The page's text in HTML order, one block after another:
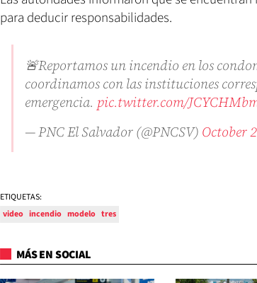
para deducir responsabilidades.
🚨Reportamos un incendio en los
coordinamos con las instituciones
emergencia. pic.twitter.com/
— PNC El Salvador (@PNCSV) October
ETIQUETAS:
video incendio modelo tres
MÁS EN SOCIAL